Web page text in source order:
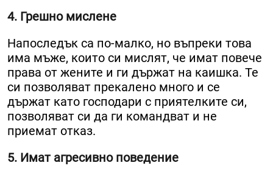
4. Грешно мислене
Напоследък са по-малко, но въпреки това
има мъже, които си мислят, че имат повече
права от жените и ги държат на каишка. Те
си позволяват прекалено много и се
държат като господари с приятелките си,
позволяват си да ги командват и не
приемат отказ.
5. Имат агресивно поведение